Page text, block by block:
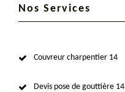
Nos Services
Couvreur charpentier 14
Devis pose de gouttière 14